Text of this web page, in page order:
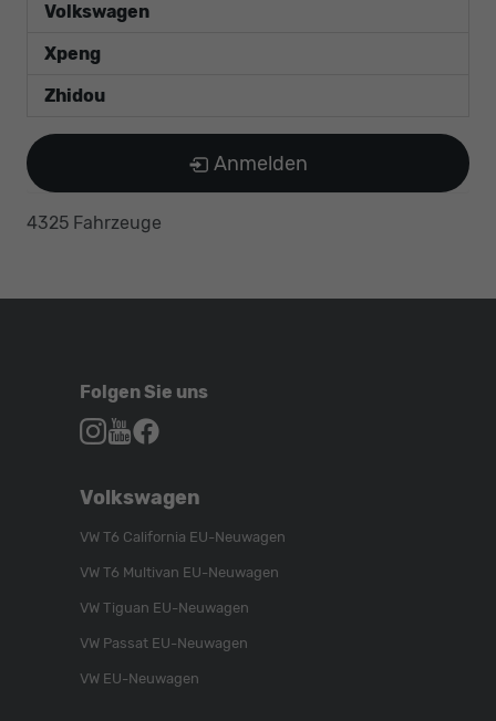
Volkswagen
Xpeng
Zhidou
Anmelden
4325 Fahrzeuge
Folgen Sie uns
Autohaus
Sie
Instagram
Autohaus
Sie
Kanal
Sie
Facebook
Volkswagen
VW T6 California EU-Neuwagen
VW T6 Multivan EU-Neuwagen
VW Tiguan EU-Neuwagen
VW Passat EU-Neuwagen
VW EU-Neuwagen